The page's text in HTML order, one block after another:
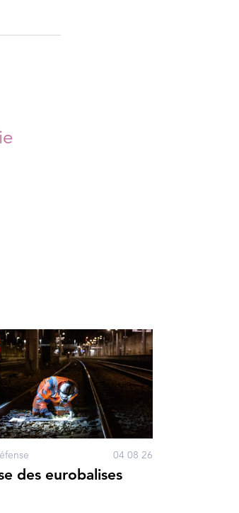
04 08 26
des eurobalises